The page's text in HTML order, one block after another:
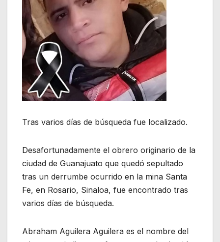
Tras varios días de búsqueda fue localizado.
Desafortunadamente el obrero originario de la
ciudad de Guanajuato que quedó sepultado
tras un derrumbe ocurrido en la mina Santa
Fe, en Rosario, Sinaloa, fue encontrado tras
varios días de búsqueda.
Abraham Aguilera Aguilera es el nombre del